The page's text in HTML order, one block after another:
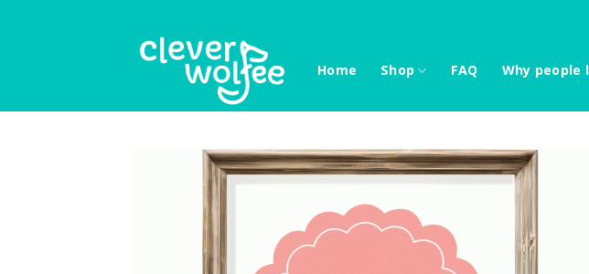
Home Shop FAQ Why people